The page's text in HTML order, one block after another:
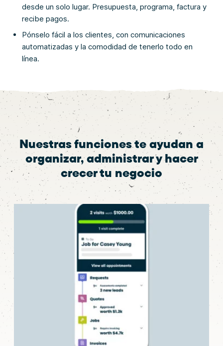
desde un solo lugar. Presupuesta, programa, factura y
recibe pagos.
Pónselo fácil a los clientes, con comunicaciones
automatizadas y la comodidad de tenerlo todo en
línea.
Nuestras funciones te ayudan a
organizar, administrar y hacer
crecer tu negocio